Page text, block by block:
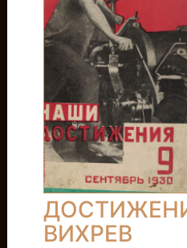
ВИХРЕВ